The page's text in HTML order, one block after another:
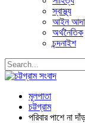
স্বাস্থ্য
আইন
অর্থনৈতিক
চন্দনাইশ
মূলপাতা
চট্টগ্রাম
পরিবার পাশে না